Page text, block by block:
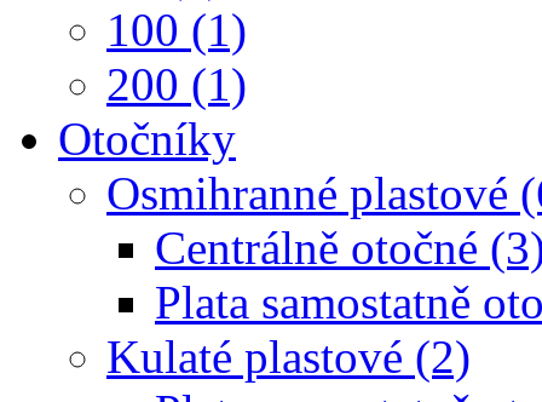
100 (1)
200 (1)
Otočníky
Osmihranné plastové
Centrálně otočné
Plata samostatně
Kulaté plastové (2)